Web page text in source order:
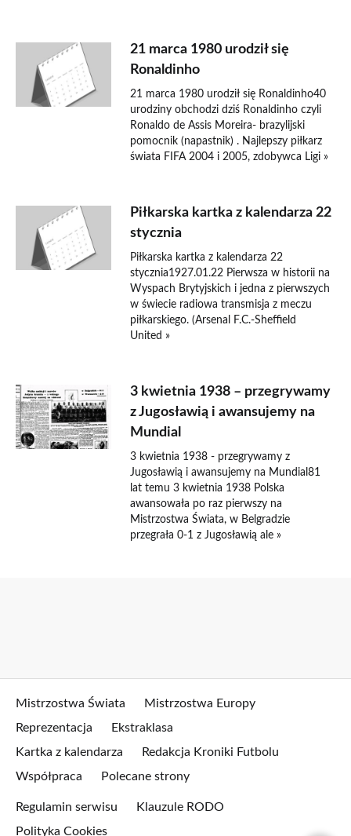
21 marca 1980 urodził się
Ronaldinho
21 marca 1980 urodził się Ronaldinho40
urodziny obchodzi dziś Ronaldinho czyli
Ronaldo de Assis Moreira- brazylijski
pomocnik (napastnik) . Najlepszy piłkarz
świata FIFA 2004 i 2005, zdobywca Ligi »
Piłkarska kartka z kalendarza 22
stycznia
Piłkarska kartka z kalendarza 22
stycznia1927.01.22 Pierwsza w historii na
Wyspach Brytyjskich i jedna z pierwszych
w świecie radiowa transmisja z meczu
piłkarskiego. (Arsenal F.C.-Sheffield
United »
3 kwietnia 1938 – przegrywamy
z Jugosławią i awansujemy na
Mundial
3 kwietnia 1938 - przegrywamy z
Jugosławią i awansujemy na Mundial81
lat temu 3 kwietnia 1938 Polska
awansowała po raz pierwszy na
Mistrzostwa Świata, w Belgradzie
przegrała 0-1 z Jugosławią ale »
Mistrzostwa Świata
Mistrzostwa Europy
Reprezentacja
Ekstraklasa
Kartka z kalendarza
Redakcja Kroniki Futbolu
Współpraca
Polecane strony
Regulamin serwisu
Klauzule RODO
Polityka Cookies